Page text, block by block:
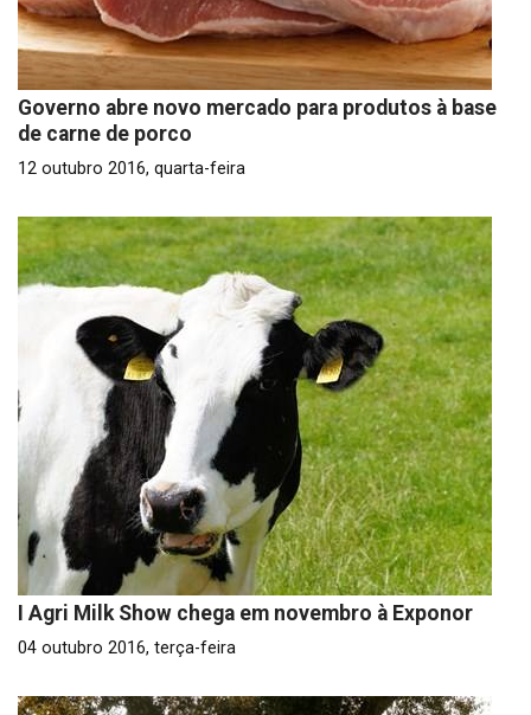
Governo abre novo mercado para produtos à base
de carne de porco
12 outubro 2016, quarta-feira
I Agri Milk Show chega em novembro à Exponor
04 outubro 2016, terça-feira